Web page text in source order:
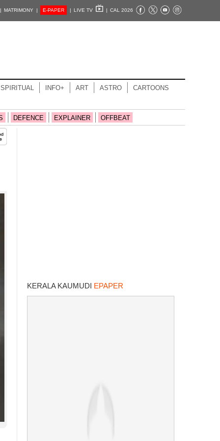
MATRIMONY | E-PAPER | LIVE TV | CAL 2026
SPIRITUAL INFO+ ART ASTRO CARTOONS
DEFENCE EXPLAINER OFFBEAT
KERALA KAUMUDI EPAPER